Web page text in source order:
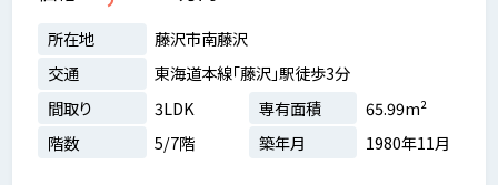
所在地
藤沢市南藤沢
交通
東海道本線「藤沢」駅徒歩3分
間取り
3LDK 専有面積
65.99m²
階数
5/7階 築年月 1980年11月